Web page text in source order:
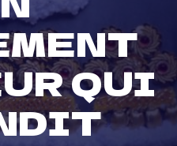
QUI